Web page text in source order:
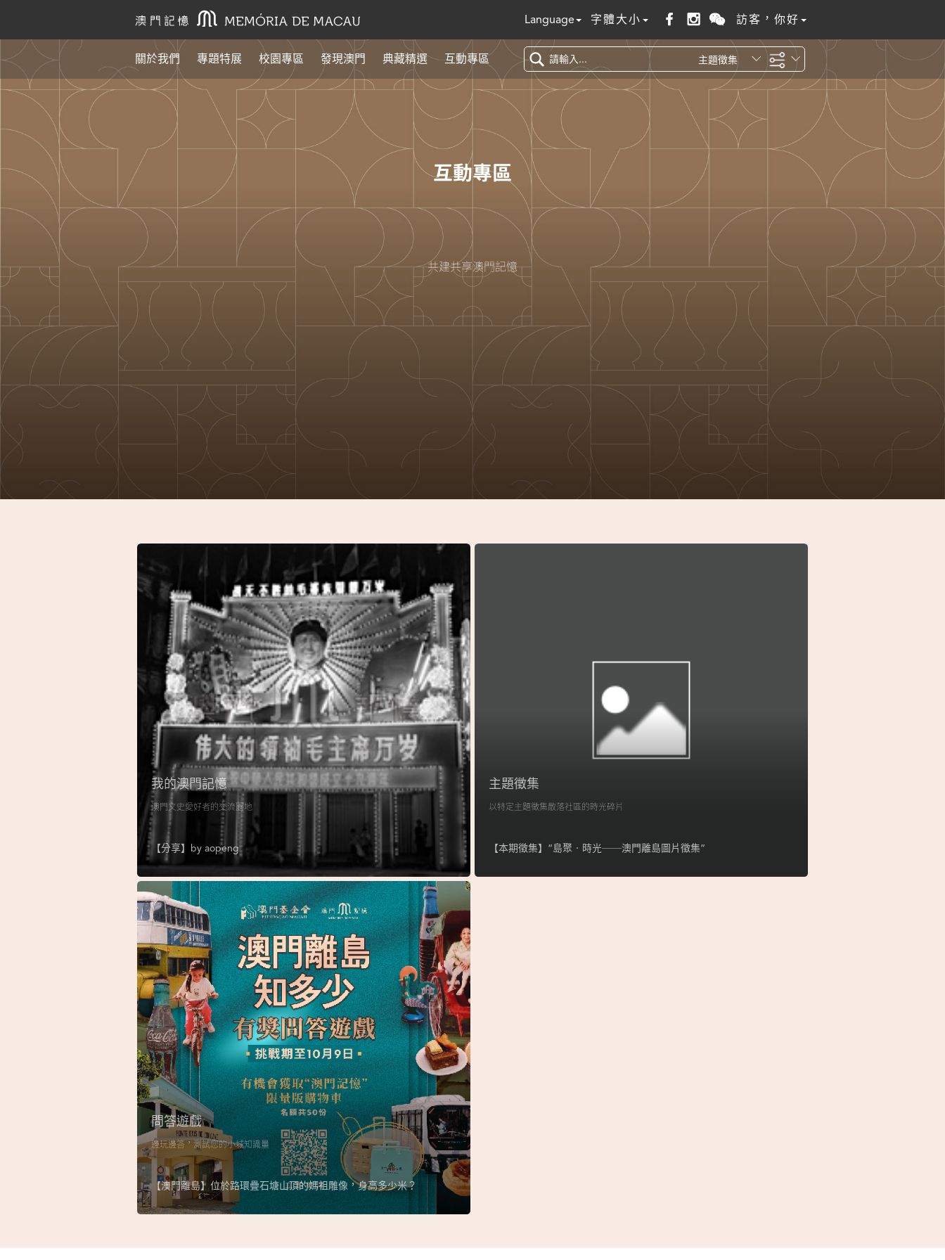
Language 字體大小 訪客，你好
關於我們 專題特展 校園專區 發現澳門 典藏精選 互動專區 主題徵集
互動專區
共建共享澳門記憶
我的澳門記憶
澳門文史愛好者的交流園地
【分享】by aopeng
主題徵集
以特定主題徵集散落社區的時光碎片
【本期徵集】“島聚‧時光──澳門離島圖片徵集”
問答遊戲
邊玩邊答，測試您的小城知識量
【澳門離島】位於路環疊石塘山頂的媽祖雕像，身高多少米？